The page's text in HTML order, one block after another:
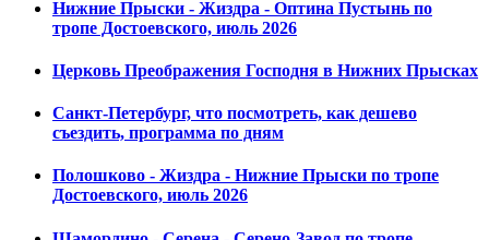
Нижние Прыски - Жиздра - Оптина Пустынь по
тропе Достоевского, июль 2026
Церковь Преображения Господня в Нижних Прысках
Санкт-Петербург, что посмотреть, как дешево
съездить, программа по дням
Полошково - Жиздра - Нижние Прыски по тропе
Достоевского, июль 2026